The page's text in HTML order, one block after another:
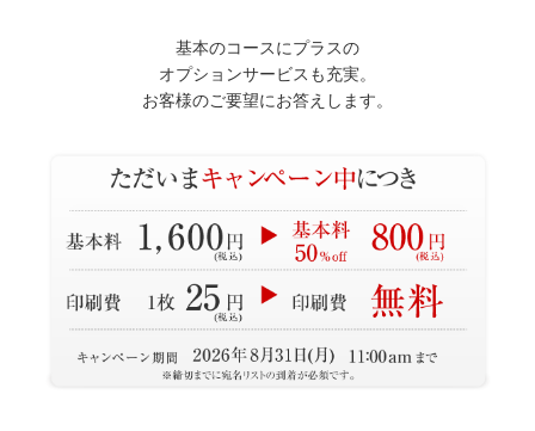
基本のコースにプラスの
オプションサービスも充実。
お客様のご要望にお答えします。